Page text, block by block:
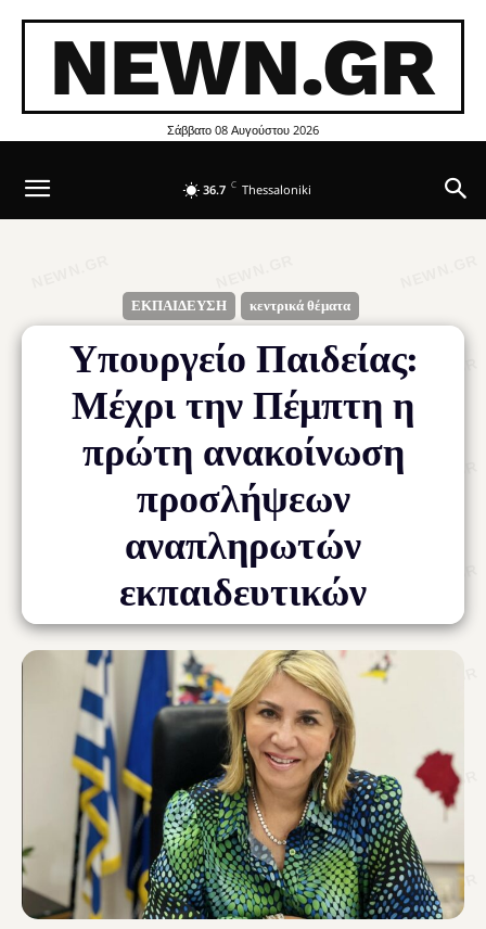
NEWN.GR
Σάββατο 08 Αυγούστου 2026
36.7 C Thessaloniki
ΕΚΠΑΙΔΕΥΣΗ κεντρικά θέματα
Υπουργείο Παιδείας:
Μέχρι την Πέμπτη η
πρώτη ανακοίνωση
προσλήψεων
αναπληρωτών
εκπαιδευτικών